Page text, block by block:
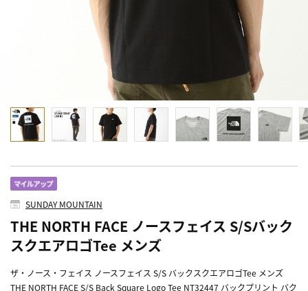
SUNDAY MOUNTAIN
THE NORTH FACE ノースフェイス S/Sバック
スクエアロゴTee メンズ
ザ・ノース・フェイス ノースフェイス S/S バックスクエアロゴTee メンズ
THE NORTH FACE S/S Back Square Logo Tee NT32447 バックプリント バク